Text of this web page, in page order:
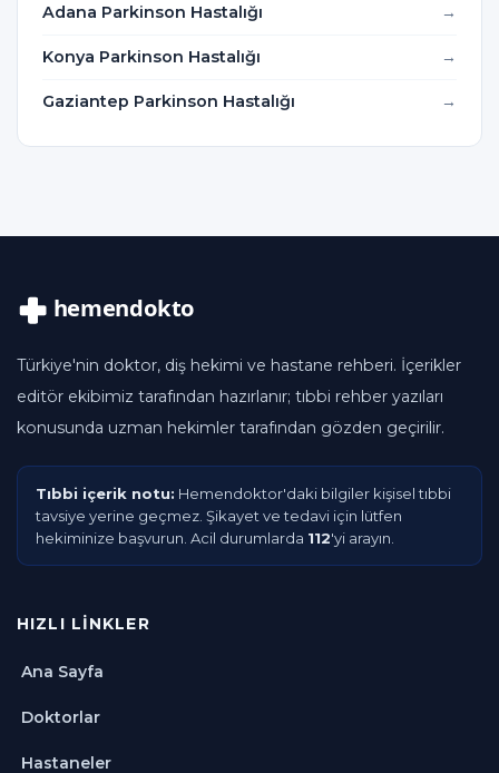
Adana Parkinson Hastalığı
Konya Parkinson Hastalığı
Gaziantep Parkinson Hastalığı
Türkiye'nin doktor, diş hekimi ve hastane rehberi. İçerikler
editör ekibimiz tarafından hazırlanır; tıbbi rehber yazıları
konusunda uzman hekimler tarafından gözden geçirilir.
Tıbbi içerik notu: Hemendoktor'daki bilgiler kişisel tıbbi
tavsiye yerine geçmez. Şikayet ve tedavi için lütfen
hekiminize başvurun. Acil durumlarda 112'yi arayın.
HIZLI LINKLER
Ana Sayfa
Doktorlar
Hastaneler